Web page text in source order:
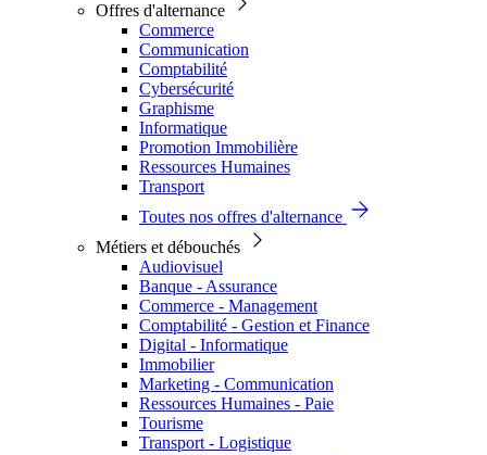
Offres d'alternance
Commerce
Communication
Comptabilité
Cybersécurité
Graphisme
Informatique
Promotion Immobilière
Ressources Humaines
Transport
Toutes nos offres d'alternance
Métiers et débouchés
Audiovisuel
Banque - Assurance
Commerce - Management
Comptabilité - Gestion et Finance
Digital - Informatique
Immobilier
Marketing - Communication
Ressources Humaines - Paie
Tourisme
Transport - Logistique